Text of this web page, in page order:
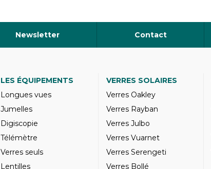
Newsletter Contact
LES ÉQUIPEMENTS
Longues vues
Jumelles
Digiscopie
Télémètre
Verres seuls
Lentilles
VERRES SOLAIRES
Verres Oakley
Verres Rayban
Verres Julbo
Verres Vuarnet
Verres Serengeti
Verres Bollé